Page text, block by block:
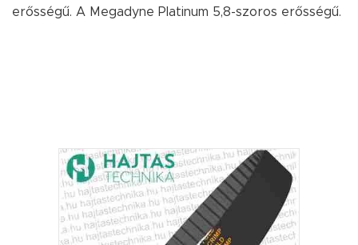
erősségű. A Megadyne Platinum 5,8-szoros erősségű.